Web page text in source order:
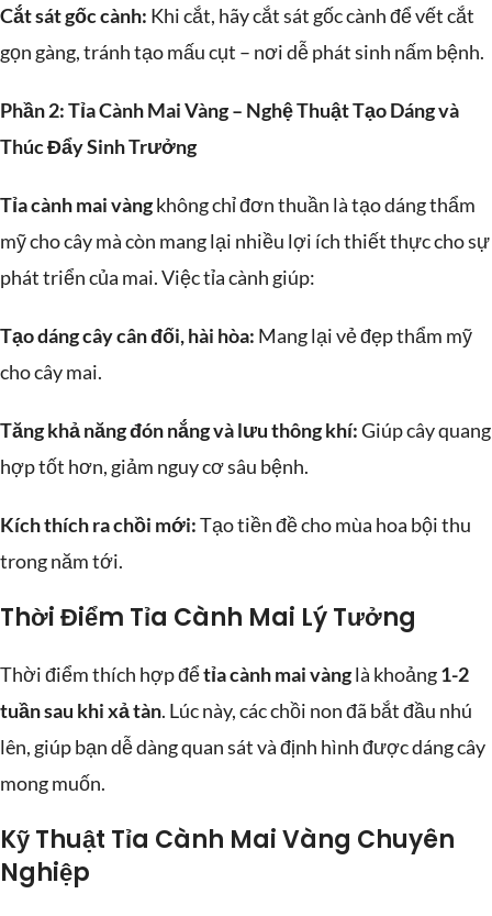
Cắt sát gốc cành: Khi cắt, hãy cắt sát gốc cành để vết cắt
gọn gàng, tránh tạo mấu cụt – nơi dễ phát sinh nấm bệnh.
Phần 2: Tỉa Cành Mai Vàng – Nghệ Thuật Tạo Dáng và
Thúc Đẩy Sinh Trưởng
Tỉa cành mai vàngkhông chỉ đơn thuần là tạo dáng thẩm
mỹ cho cây mà còn mang lại nhiều lợi ích thiết thực cho sự
phát triển của mai. Việc tỉa cành giúp:
Tạo dáng cây cân đối, hài hòa: Mang lại vẻ đẹp thẩm mỹ
cho cây mai.
Tăng khả năng đón nắng và lưu thông khí:Giúp cây quang
hợp tốt hơn, giảm nguy cơ sâu bệnh.
Kích thích ra chồi mới:Tạo tiền đề cho mùa hoa bội thu
trong năm tới.
Thời Điểm Tỉa Cành Mai Lý Tưởng
Thời điểm thích hợp đểtỉa cành mai vànglà khoảng1-2
tuần sau khi xả tàn. Lúc này, các chồi non đã bắt đầu nhú
lên, giúp bạn dễ dàng quan sát và định hình được dáng cây
mong muốn.
Kỹ Thuật Tỉa Cành Mai Vàng Chuyên
Nghiệp